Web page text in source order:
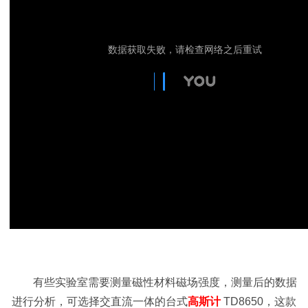
有些实验室需要测量磁性材料磁场强度，测量后的数据
进行分析，可选择交直流一体的台式高斯计 TD8650，这款